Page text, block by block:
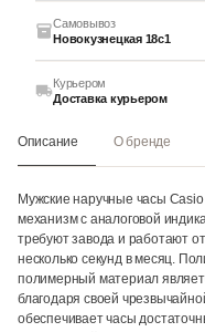
Самовывоз
Новокузнецкая 18с1
Курьером
Доставка курьером
Описание О бренде
Мужские наручные часы
механизм с аналоговой
требуют завода и работают
несколько секунд в месяц.
полимерный материал
благодаря своей
обеспечивает часы